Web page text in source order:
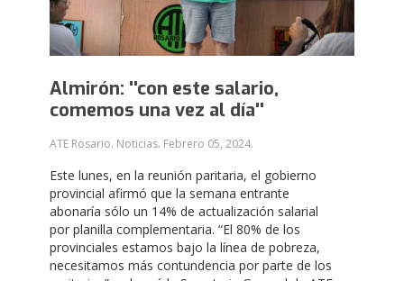
Almirón: ''con este salario,
comemos una vez al día''
ATE Rosario. Noticias. Febrero 05, 2024.
Este lunes, en la reunión paritaria, el gobierno
provincial afirmó que la semana entrante
abonaría sólo un 14% de actualización salarial
por planilla complementaria. “El 80% de los
provinciales estamos bajo la línea de pobreza,
necesitamos más contundencia por parte de los